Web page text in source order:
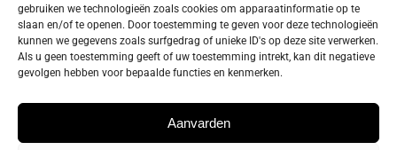
gebruiken we technologieën zoals cookies om apparaatinformatie op te
slaan en/of te openen. Door toestemming te geven voor deze technologieën
kunnen we gegevens zoals surfgedrag of unieke ID's op deze site verwerken.
Als u geen toestemming geeft of uw toestemming intrekt, kan dit negatieve
gevolgen hebben voor bepaalde functies en kenmerken.
Aanvarden
info@zelos.be
Tel : +32(0) 81/20.83.97
TVA : 0695.625.206